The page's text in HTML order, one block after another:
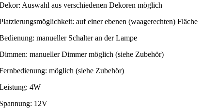
Auswahl aus verschiedenen Dekoren möglich
auf einer ebenen (waagerechten) Fläche
manueller Schalter an der Lampe
manueller Dimmer möglich (siehe Zubehör)
möglich (siehe Zubehör)
4W
12V